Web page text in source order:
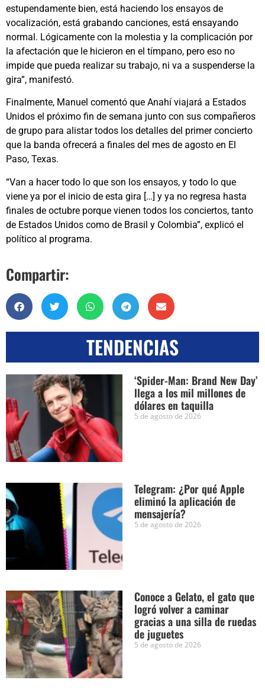
estupendamente bien, está haciendo los ensayos de
vocalización, está grabando canciones, está ensayando
normal. Lógicamente con la molestia y la complicación por
la afectación que le hicieron en el tímpano, pero eso no
impide que pueda realizar su trabajo, ni va a suspenderse la
gira”, manifestó.
Finalmente, Manuel comentó que Anahí viajará a Estados
Unidos el próximo fin de semana junto con sus compañeros
de grupo para alistar todos los detalles del primer concierto
que la banda ofrecerá a finales del mes de agosto en El
Paso, Texas.
“Van a hacer todo lo que son los ensayos, y todo lo que
viene ya por el inicio de esta gira […] y ya no regresa hasta
finales de octubre porque vienen todos los conciertos, tanto
de Estados Unidos como de Brasil y Colombia”, explicó el
político al programa.
Compartir:
TENDENCIAS
‘Spider-Man: Brand New Day’
llega a los mil millones de
dólares en taquilla
5 de agosto de 2026
Telegram: ¿Por qué Apple
eliminó la aplicación de
mensajería?
5 de agosto de 2026
Conoce a Gelato, el gato que
logró volver a caminar
gracias a una silla de ruedas
de juguetes
5 de agosto de 2026